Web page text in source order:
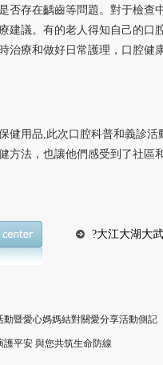
否存在齲齒等問題。對于檢查
建議。有的老人得知自己的口
治療和做好日常護理，口腔健
健用品,此次口腔科普和義診
方法，也讓他們感受到了社區
?大江大湖大
暨愛心媽媽結對關愛分享活動側記
平安 與您共筑生命防線